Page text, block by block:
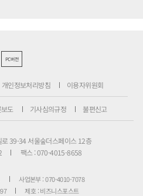
PC버전
개인정보처리방침 이용자위원회
도 기사심의규정 불편신고
39-34 서울숲더스페이스 12층
팩스 : 070-4015-8658
사업본부 : 070-4010-7078
제호 : 비즈니스포스트